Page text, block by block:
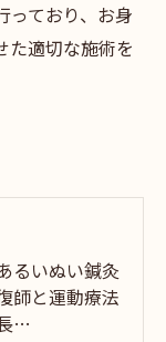
っており、お身
た適切な施術を
るいぬい鍼灸
師と運動療法
…